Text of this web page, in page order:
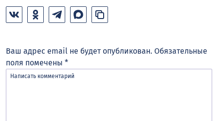
Ваш адрес email не будет опубликован. Обязательные
поля помечены *